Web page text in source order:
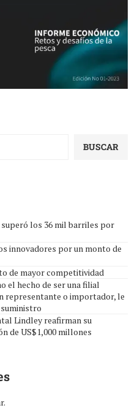
BUSCAR
los 36 mil barriles por
innovadores por un monto de
de mayor competitividad
el hecho de ser una filial
representante o importador, le
Lindley reafirman su
de US$1,000 millones